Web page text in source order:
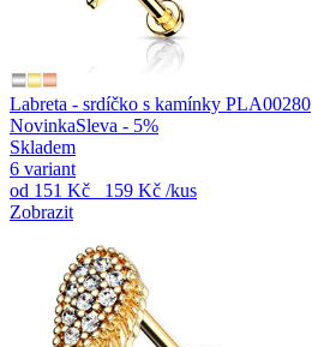
Labreta - srdíčko s kamínky PLA00280
NovinkaSleva - 5%
Skladem
6 variant
od 151 Kč 159 Kč /kus
Zobrazit